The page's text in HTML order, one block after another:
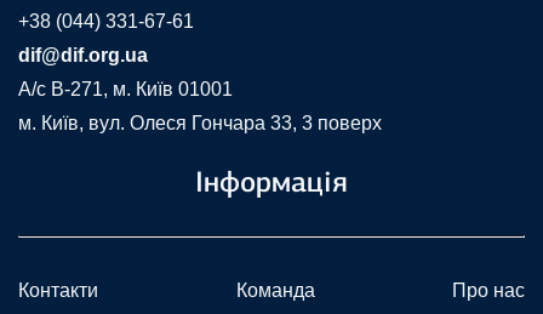
+38 (044) 331-67-61
dif@dif.org.ua
A/c В-271, м. Київ 01001
м. Київ, вул. Олеся Гончара 33, 3 поверх
Інформація
Контакти Команда Про нас